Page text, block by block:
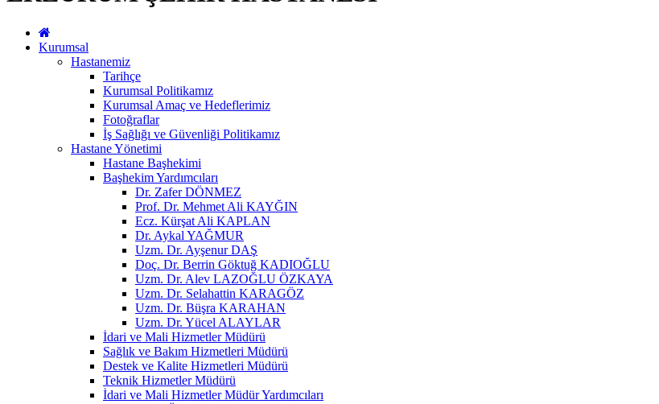
Kurumsal
Hastanemiz
Tarihçe
Kurumsal Politikamız
Kurumsal Amaç ve Hedeflerimiz
Fotoğraflar
İş Sağlığı ve Güvenliği Politikamız
Hastane Yönetimi
Hastane Başhekimi
Başhekim Yardımcıları
Dr. Zafer DÖNMEZ
Prof. Dr. Mehmet Ali KAYĞIN
Ecz. Kürşat Ali KAPLAN
Dr. Aykal YAĞMUR
Uzm. Dr. Ayşenur DAŞ
Doç. Dr. Berrin Göktuğ KADIOĞLU
Uzm. Dr. Alev LAZOĞLU ÖZKAYA
Uzm. Dr. Selahattin KARAGÖZ
Uzm. Dr. Büşra KARAHAN
Uzm. Dr. Yücel ALAYLAR
İdari ve Mali Hizmetler Müdürü
Sağlık ve Bakım Hizmetleri Müdürü
Destek ve Kalite Hizmetleri Müdürü
Teknik Hizmetler Müdürü
İdari ve Mali Hizmetler Müdür Yardımcıları